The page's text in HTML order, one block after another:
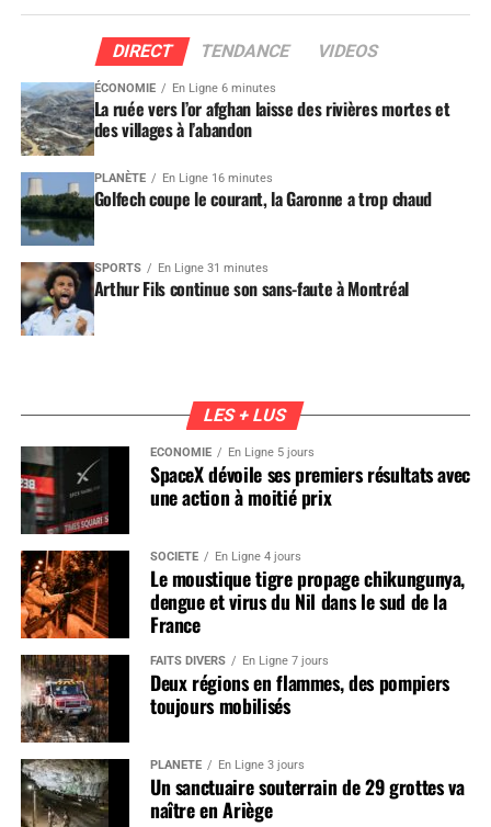
DIRECT TENDANCE VIDEOS
ÉCONOMIE En Ligne 6 minutes
La ruée vers l’or afghan laisse des rivières mortes et
des villages à l’abandon
PLANÈTE En Ligne 16 minutes
Golfech coupe le courant, la Garonne a trop chaud
SPORTS En Ligne 31 minutes
Arthur Fils continue son sans-faute à Montréal
LES + LUS
ÉCONOMIE En Ligne 5 jours
SpaceX dévoile ses premiers résultats avec
une action à moitié prix
SOCIÉTÉ En Ligne 4 jours
Le moustique tigre propage chikungunya,
dengue et virus du Nil dans le sud de la
France
FAITS DIVERS En Ligne 7 jours
Deux régions en flammes, des pompiers
toujours mobilisés
PLANÈTE En Ligne 3 jours
Un sanctuaire souterrain de 29 grottes va
naître en Ariège